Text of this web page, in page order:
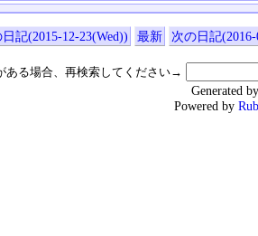
記(2015-12-23(Wed)) 最新 次の日記
ある場合、再検索してください→
Generated by
Powered by